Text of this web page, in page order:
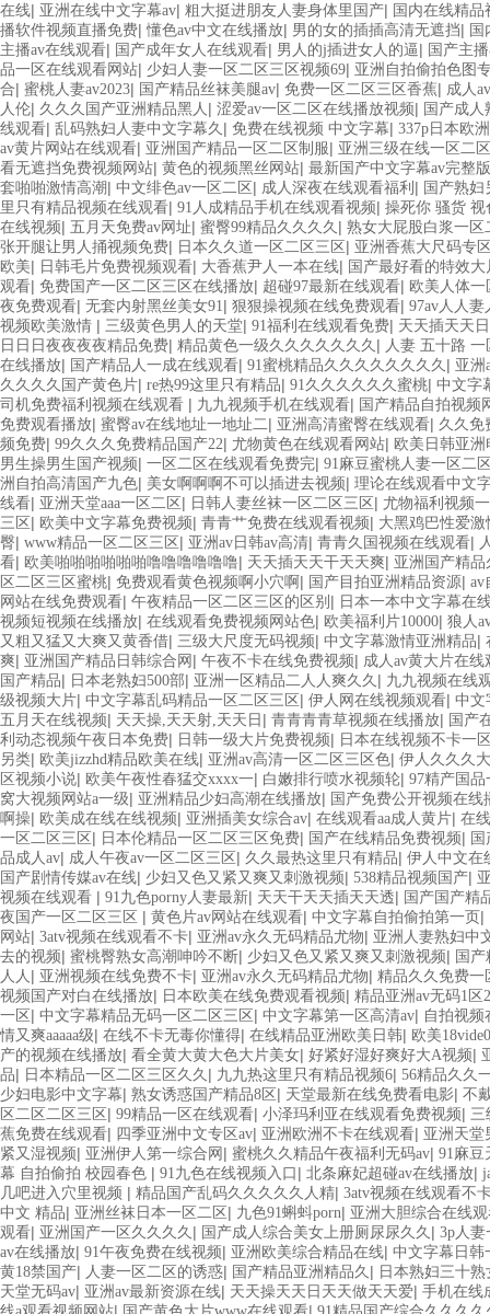
在线| 亚洲在线中文字幕av| 粗大挺进朋友人妻身体里国产| 国内在线精
播软件视频直播免费|懂色av中文在线播放| 男的女的插插高清无遮挡|
主播av在线观看| 国产成年女人在线观看| 男人的j插进女人的逼 | 国产主
品一区在线观看网站| 少妇人妻一区二区三区视频69| 亚洲自拍偷拍色图
合| 蜜桃人妻av2023| 国产精品丝袜美腿av| 免费一区二区三区香蕉| 成人
人伦| 久久久国产亚洲精品黑人 | 涩爱av一区二区在线播放视频| 国产成
线观看| 乱码熟妇人妻中文字幕久 | 免费在线视频 中文字幕| 337p日本欧
av黄片网站在线观看| 亚洲国产精品一区二区制服| 亚洲三级在线一区二
看无遮挡免费视频网站| 黄色的视频黑丝网站| 最新国产中文字幕av完整版
套啪啪激情高潮| 中文绯色av一区二区 | 成人深夜在线观看福利 | 国产熟妇
里只有精品视频在线观看| 91人成精品手机在线观看视频| 操死你 骚货 视
在线视频| 五月天免费av网址| 蜜臀99精品久久久久 | 熟女大屁股白浆一区
张开腿让男人捅视频免费| 日本久久道一区二区三区 | 亚洲香蕉大尺码专
欧美| 日韩毛片免费视频观看| 大香蕉尹人一本在线| 国产最好看的特效大
观看| 免费国产一区二区三区在线播放| 超碰97最新在线观看| 欧美人体
夜免费观看| 无套内射黑丝美女91| 狠狠操视频在线免费观看| 97av人人
视频欧美激情 | 三级黄色男人的天堂| 91福利在线观看免费| 天天插天天
日日日夜夜夜夜精品免费| 精品黄色一级久久久久久久久 | 人妻 五十路 一
在线播放| 国产精品人一成在线观看| 91蜜桃精品久久久久久久久久 | 亚洲
久久久久国产黄色片| re热99这里只有精品| 91久久久久久久蜜桃| 中文字
司机免费福利视频在线观看 | 九九视频手机在线观看| 国产精品自拍视频
免费观看播放| 蜜臀av在线地址一地址二| 亚洲高清蜜臀在线观看| 久久免
频免费| 99久久久免费精品国产22| 尤物黄色在线观看网站| 欧美日韩亚
男生操男生国产视频| 一区二区在线观看免费完| 91麻豆蜜桃人妻一区二
洲自拍高清国产九色| 美女啊啊啊不可以插进去视频| 理论在线观看中文
线看| 亚洲天堂aaa一区二区 | 日韩人妻丝袜一区二区三区 | 尤物福利视频
三区 | 欧美中文字幕免费视频| 青青艹免费在线观看视频| 大黑鸡巴性爱激
臀| www精品一区二区三区 | 亚洲av日韩av高清| 青青久国视频在线观看|
看| 欧美啪啪啪啪啪啪噜噜噜噜噜噜| 天天插天天干天天爽| 亚洲国产精
区二区三区蜜桃| 免费观看黄色视频啊小穴啊 | 国产目拍亚洲精品资源| av
网站在线免费观看| 午夜精品一区二区三区的区别 | 日本一本中文字幕在
视频短视频在线播放| 在线观看免费视频网站色| 欧美福利片10000| 狼人
又粗又猛又大爽又黄香借| 三级大尺度无码视频| 中文字幕激情亚洲精品|
爽| 亚洲国产精品日韩综合网 | 午夜不卡在线免费视频| 成人av黄大片在线
国产精品| 日本老熟妇500部| 亚洲一区精品二人人爽久久 | 九九视频在线
级视频大片| 中文字幕乱码精品一区二区三区 | 伊人网在线视频观看| 中文
五月天在线视频| 天天操,天天射,天天日 | 青青青青草视频在线播放| 国产
利动态视频午夜日本免费| 日韩一级大片免费视频| 日本在线视频不卡一
另类| 欧美jizzhd精品欧美在线| 亚洲av高清一区二区三区色| 伊人久久久
区视频小说| 欧美午夜性春猛交xxxx一| 白嫩排行喷水视频轮| 97精产国
窝大视频网站a一级| 亚洲精品少妇高潮在线播放| 国产免费公开视频在线
啊操| 欧美成在线在线视频| 亚洲插美女综合av| 在线观看aa成人黄片| 在
一区二区三区 | 日本伦精品一区二区三区免费| 国产在线精品免费视频|
品成人av| 成人午夜av一区二区三区 | 久久最热这里只有精品| 伊人中文在
国产剧情传媒av在线| 少妇又色又紧又爽又刺激视频| 538精品视频国产|
视频在线观看 | 91九色porny人妻最新| 天天干天天插天天透| 国产国产精
夜国产一区二区三区 | 黄色片av网站在线观看| 中文字幕自拍偷拍第一页 |
网站| 3atv视频在线观看不卡| 亚洲av永久无码精品尤物| 亚洲人妻熟妇中
去的视频| 蜜桃臀熟女高潮呻吟不断| 少妇又色又紧又爽又刺激视频| 国
人人 | 亚洲视频在线免费不卡| 亚洲av永久无码精品尤物| 精品久久免费一
视频国产对白在线播放| 日本欧美在线免费观看视频| 精品亚洲av无码1区
一区 | 中文字幕精品无码一区二区三区 | 中文字幕第一区高清av| 自拍视频
情又爽aaaaa级| 在线不卡无毒你懂得| 在线精品亚洲欧美日韩| 欧美
产的视频在线播放| 看全黄大黄大色大片美女| 好紧好湿好爽好大A视频|
品| 日本精品一区二区三区久久 | 九九热这里只有精品视频6| 56精品久久
少妇电影中文字幕| 熟女诱惑国产精品8区 | 天堂最新在线免费看电影| 不
区二区二区三区 | 99精品一区在线观看| 小泽玛利亚在线观看免费视频| 三
蕉免费在线观看| 四季亚洲中文专区av| 亚洲欧洲不卡在线观看| 亚洲天堂
紧又湿视频| 亚洲伊人第一综合网 | 蜜桃久久精品午夜福利无码av| 91麻豆
幕 自拍偷拍 校园春色 | 91九色在线视频入口 | 北条麻妃超碰av在线播放|
几吧进入穴里视频 | 精品国产乱码久久久久久人精| 3atv视频在线观看不
中文 精品| 亚洲丝袜日本一区二区 | 九色91蝌蚪porn| 亚洲大胆综合在线
观看| 亚洲国产一区久久久久 | 国产成人综合美女上册厕尿尿久久 | 3p人
av在线播放| 91午夜免费在线视频| 亚洲欧美综合精品在线| 中文字幕日韩
黄18禁国产| 人妻一区二区的诱惑| 国产精品亚洲精品久 | 日本熟妇三十
天堂无码av| 亚洲av最新资源在线| 天天操天天日天天做天天爱| 手机在线